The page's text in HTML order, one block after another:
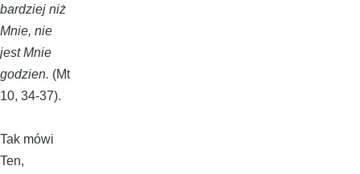
bardziej niż
Mnie, nie
jest Mnie
godzien. (Mt
10, 34-37).
Tak mówi
Ten,